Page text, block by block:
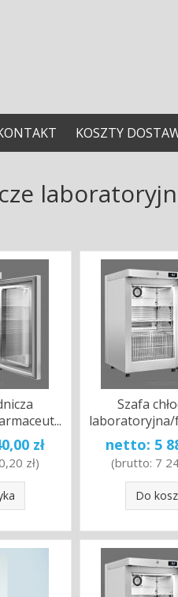
KOSZTY
zł
zł)
Szafa
laboratoryjna/
netto: 5
(brutto: 7
Do